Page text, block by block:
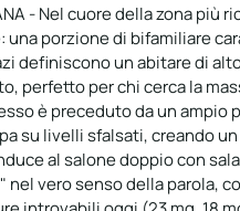
- Nel cuore della zona
una porzione di bifamiliare
definiscono un abitare di
perfetto per chi cerca la
è preceduto da un
su livelli sfalsati, creando
al salone doppio con
nel vero senso della parola,